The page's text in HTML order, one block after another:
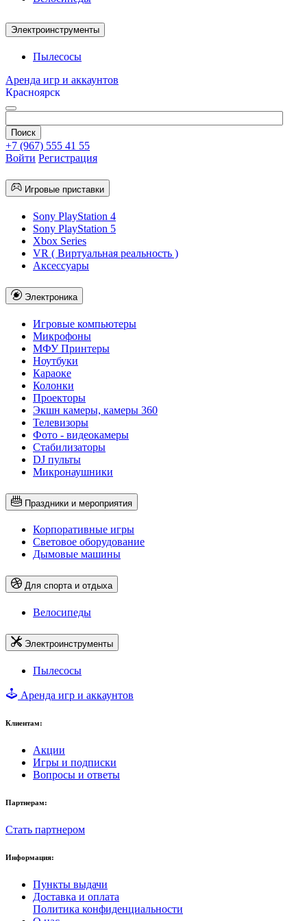
Электроинструменты
Пылесосы
Аренда игр и аккаунтов
Красноярск
+7 (967) 555 41 55
Войти Регистрация
Игровые приставки
Sony PlayStation 4
Sony PlayStation 5
Xbox Series
VR ( Виртуальная реальность )
Аксессуары
Электроника
Игровые компьютеры
Микрофоны
МФУ Принтеры
Ноутбуки
Караоке
Колонки
Проекторы
Экшн камеры, камеры 360
Телевизоры
Фото - видеокамеры
Стабилизаторы
DJ пульты
Микронаушники
Праздники и мероприятия
Корпоративные игры
Световое оборудование
Дымовые машины
Для спорта и отдыха
Велосипеды
Электроинструменты
Пылесосы
Аренда игр и аккаунтов
Клиентам:
Акции
Игры и подписки
Вопросы и ответы
Партнерам:
Стать партнером
Информация:
Пункты выдачи
Доставка и оплата
Политика конфиденциальности